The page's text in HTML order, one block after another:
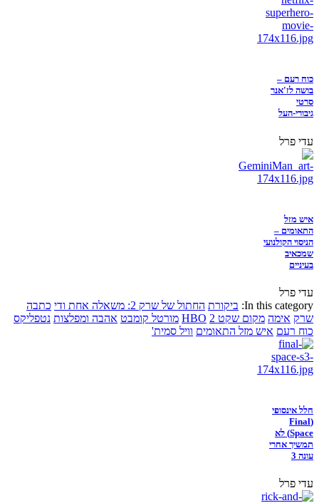
כוח רעם –
בושה לז'אנר
סרטי
גיבורי-העל
עדי פרל
איש מזל
התאומים –
הניסוי הקולנועי
שמכאיב
בעיניים
עדי פרל
In this category: ביקורת החתול של שרק 2: משאלה אחת ודי
כתבה
שרק אימה מקום שקט 2 HBO מורטל קומבט אהבה ומפלצות נטפליקס
כוח רעם איש מזל התאומים וויל סמית'
חלל אינסופי
(Final
Space) לא
תמשיך אחרי
עונה 3
עדי פרל